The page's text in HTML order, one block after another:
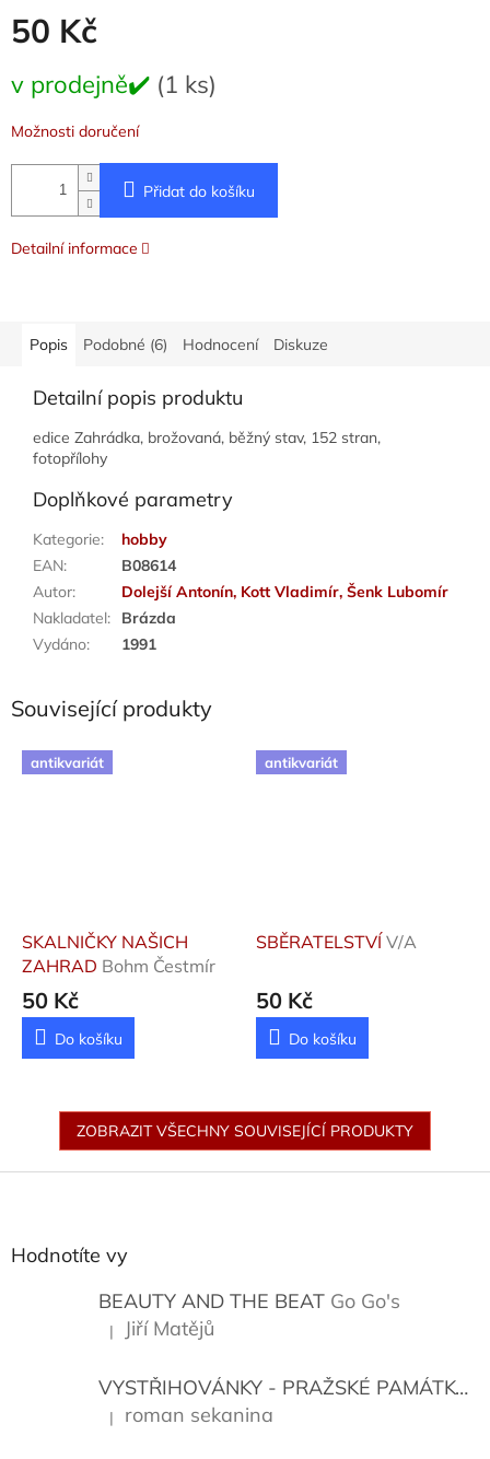
50 Kč
cena:
v prodejně✔️ (1 ks)
Možnosti doručení
Přidat do košíku
Detailní informace
Popis Podobné (6) Hodnocení Diskuze
Detailní popis produktu
edice Zahrádka, brožovaná, běžný stav, 152 stran,
fotopřílohy
Doplňkové parametry
Kategorie:
hobby
EAN:
B08614
Autor:
Dolejší Antonín, Kott Vladimír, Šenk Lubomír
Nakladatel:
Brázda
Vydáno: 1991
Související produkty
antikvariát
SKALNIČKY NAŠICH
ZAHRAD Bohm Čestmír
50 Kč
Do košíku
antikvariát
SBĚRATELSTVÍ V/A
50 Kč
Do košíku
ZOBRAZIT VŠECHNY SOUVISEJÍCÍ PRODUKTY
Hodnotíte vy
BEAUTY AND THE BEAT Go Go's
Hodnocení produktu je 5 z 5 hvězdiček.
| Jiří Matějů
VYSTŘIHOVÁNKY - PRAŽSKÉ PAMÁTKY
Hodnocení produktu je 5 z 5 hvězdiček.
| roman sekanina